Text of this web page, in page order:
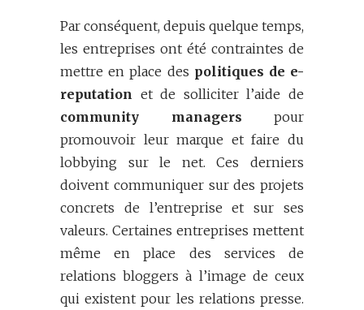
Par conséquent, depuis quelque temps,
les entreprises ont été contraintes de
mettre en place des politiques de e-
reputation et de solliciter l’aide de
community managers pour
promouvoir leur marque et faire du
lobbying sur le net. Ces derniers
doivent communiquer sur des projets
concrets de l’entreprise et sur ses
valeurs. Certaines entreprises mettent
même en place des services de
relations bloggers à l’image de ceux
qui existent pour les relations presse.